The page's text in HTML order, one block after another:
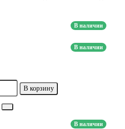
В наличии
В наличии
В корзину
В наличии